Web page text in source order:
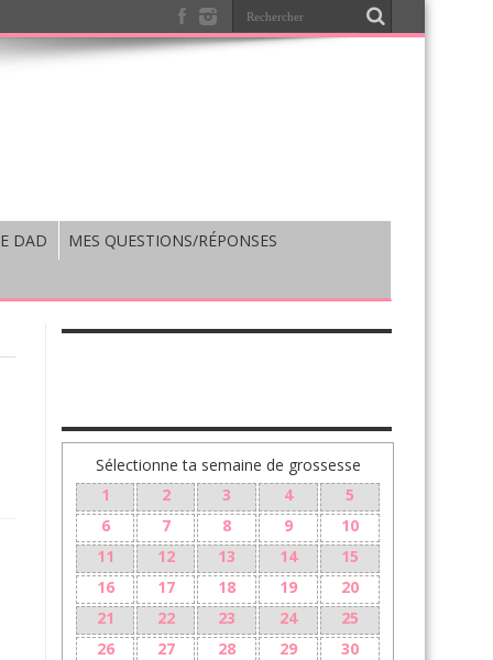
DAD MES QUESTIONS/RÉPONSES
Sélectionne ta semaine de grossesse
1
2 3 4
5
6
7 8 9
10
11
12 13 14
15
16
17 18 19
20
21
22 23 24
25
26
27 28 29
30